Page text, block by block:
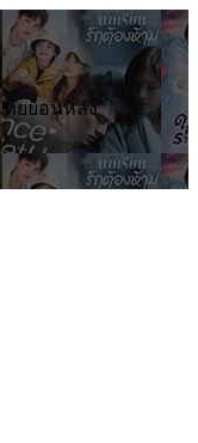
ยย้อนหลัง